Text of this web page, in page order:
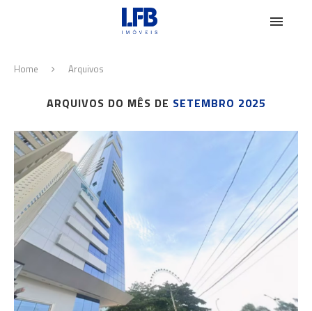
Home Arquivos
ARQUIVOS DO MÊS DE SETEMBRO 2025